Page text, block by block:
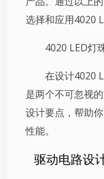
选择和应用4020
4020 LED灯
在设计4020
是两个不可忽视
设计要点，帮助
性能。
驱动电路设